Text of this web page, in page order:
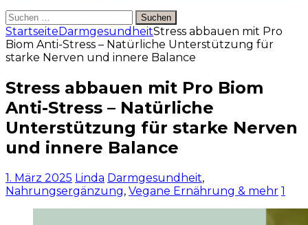
Suchen
nach:
StartseiteDarmgesundheitStress abbauen mit Pro
Biom Anti-Stress – Natürliche Unterstützung für
starke Nerven und innere Balance
Stress abbauen mit Pro Biom
Anti-Stress – Natürliche
Unterstützung für starke Nerven
und innere Balance
1. März 2025 Linda Darmgesundheit,
Nahrungsergänzung, Vegane Ernährung & mehr 1